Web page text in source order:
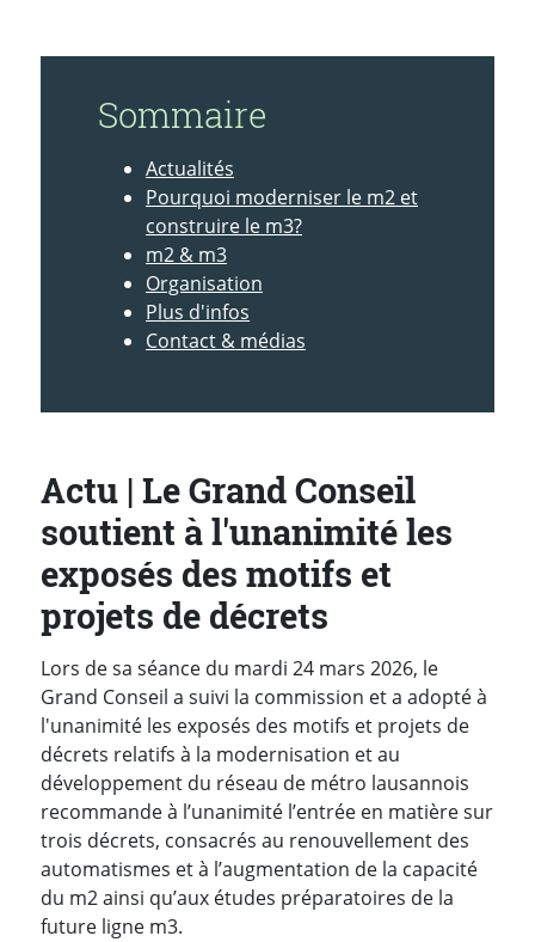
Sommaire
Actualités
Pourquoi moderniser le m2 et
construire le m3?
m2 & m3
Organisation
Plus d'infos
Contact & médias
Actu | Le Grand Conseil
soutient à l'unanimité les
exposés des motifs et
projets de décrets
Lors de sa séance du mardi 24 mars 2026, le
Grand Conseil a suivi la commission et a adopté à
l'unanimité les exposés des motifs et projets de
décrets relatifs à la modernisation et au
développement du réseau de métro lausannois
recommande à l’unanimité l’entrée en matière sur
trois décrets, consacrés au renouvellement des
automatismes et à l’augmentation de la capacité
du m2 ainsi qu’aux études préparatoires de la
future ligne m3.